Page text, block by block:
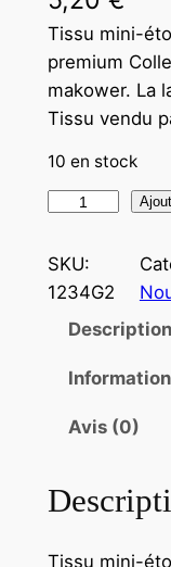
Tissu mini-
premium
makower. La
Tissu vendu
10 en stock
a
n
T
i
SKU:
1234G2
Description
Avis (0)
Tissu mini-